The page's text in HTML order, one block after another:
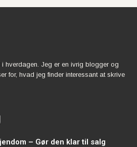
hverdagen. Jeg er en ivrig blogger og
for, hvad jeg finder interessant at skrive
– Gør den klar til salg